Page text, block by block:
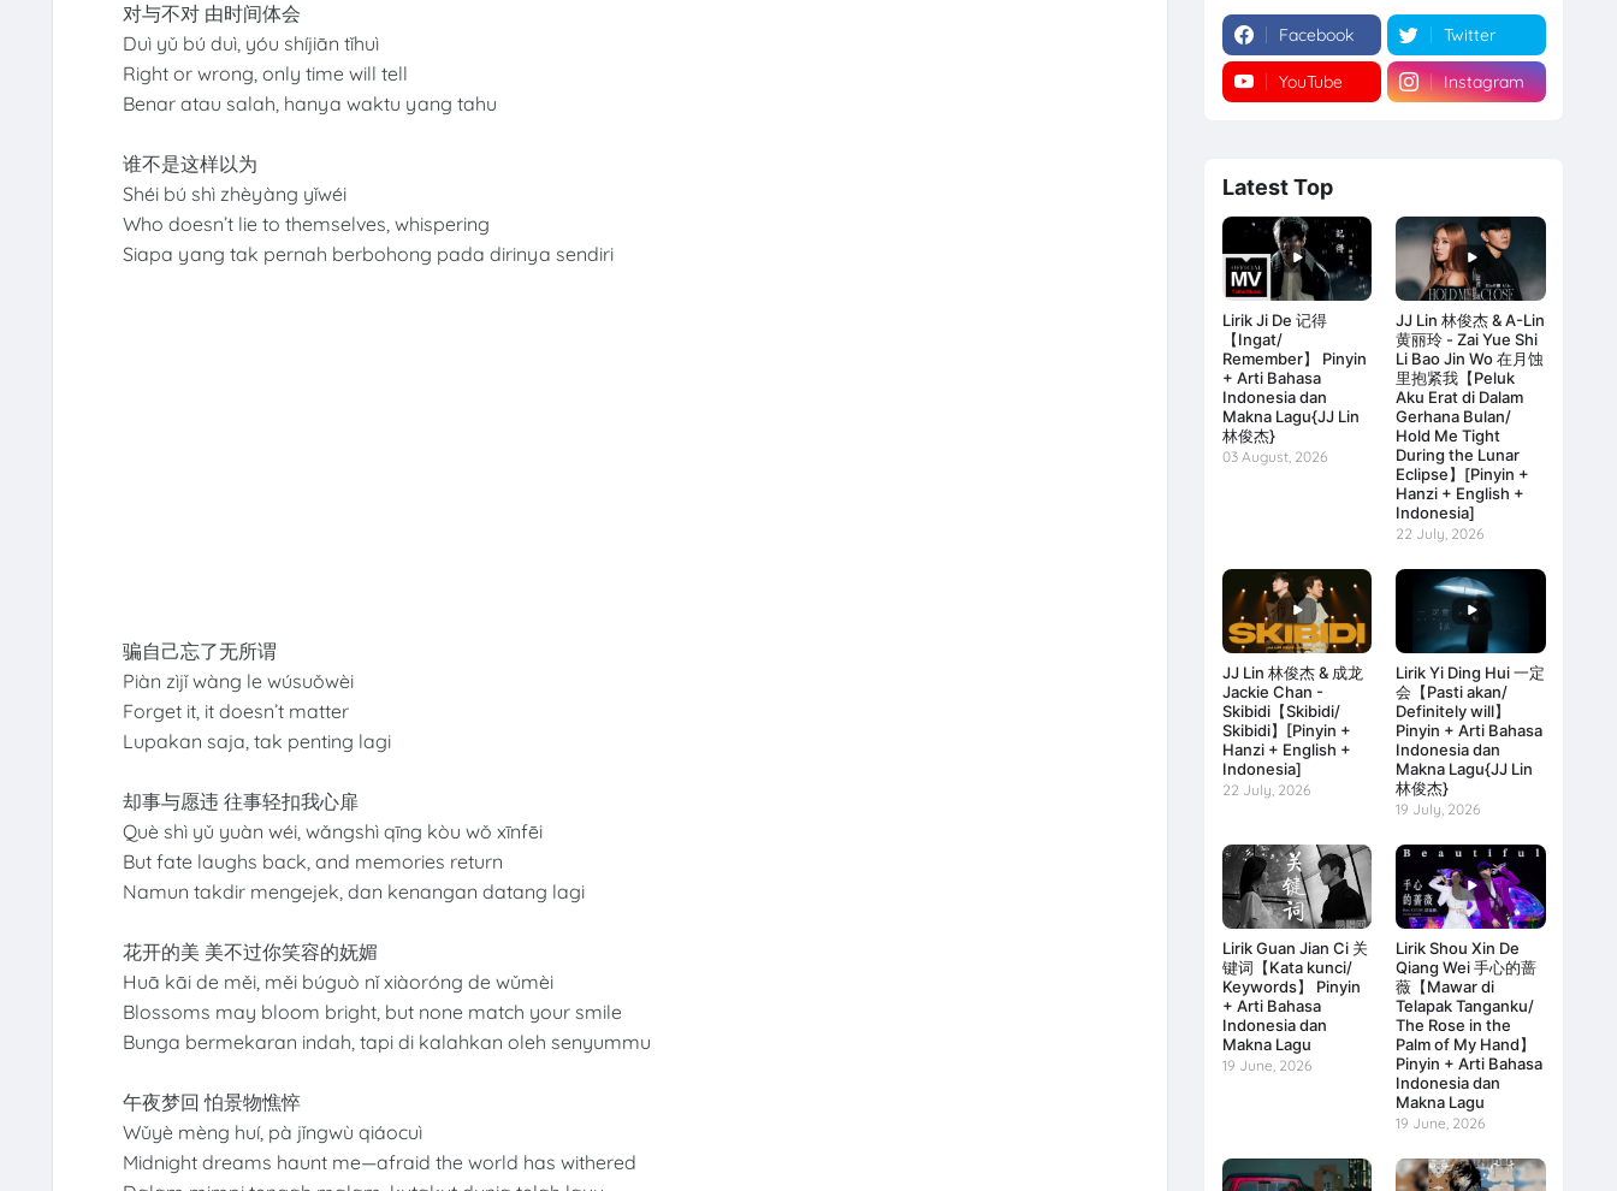
对与不对 由时间体会
Duì yǔ bú duì, yóu shíjiān tǐhuì
Right or wrong, only time will tell
Benar atau salah, hanya waktu yang tahu
谁不是这样以为
Shéi bú shì zhèyàng yǐwéi
Who doesn’t lie to themselves, whispering
Siapa yang tak pernah berbohong pada dirinya sendiri
骗自己忘了无所谓
Piàn zìjǐ wàng le wúsuǒwèi
Forget it, it doesn’t matter
Lupakan saja, tak penting lagi
却事与愿违 往事轻扣我心扉
Què shì yǔ yuàn wéi, wǎngshì qīng kòu wǒ xīnfēi
But fate laughs back, and memories return
Namun takdir mengejek, dan kenangan datang lagi
花开的美 美不过你笑容的妩媚
Huā kāi de měi, měi búguò nǐ xiàoróng de wǔmèi
Blossoms may bloom bright, but none match your smile
Bunga bermekaran indah, tapi di kalahkan oleh senyummu
午夜梦回 怕景物憔悴
Wǔyè mèng huí, pà jǐngwù qiáocuì
Midnight dreams haunt me—afraid the world has withered
Facebook Twitter
YouTube Instagram
Latest Top
Lirik Ji De 记得
【Ingat/
Remember】 Pinyin
+ Arti Bahasa
Indonesia dan
Makna Lagu{JJ Lin
林俊杰}
03 August, 2026
JJ Lin 林俊杰 & A-Lin
黄丽玲 - Zai Yue Shi
Li Bao Jin Wo 在月蚀
里抱紧我【Peluk
Aku Erat di Dalam
Gerhana Bulan/
Hold Me Tight
During the Lunar
Eclipse】[Pinyin +
Hanzi + English +
Indonesia]
22 July, 2026
JJ Lin 林俊杰 & 成龙
Jackie Chan -
Skibidi【Skibidi/
Skibidi】[Pinyin +
Hanzi + English +
Indonesia]
22 July, 2026
Lirik Yi Ding Hui 一定
会【Pasti akan/
Definitely will】
Pinyin + Arti Bahasa
Indonesia dan
Makna Lagu{JJ Lin
林俊杰}
19 July, 2026
Lirik Guan Jian Ci 关
键词【Kata kunci/
Keywords】 Pinyin
+ Arti Bahasa
Indonesia dan
Makna Lagu
19 June, 2026
Lirik Shou Xin De
Qiang Wei 手心的蔷
薇【Mawar di
Telapak Tanganku/
The Rose in the
Palm of My Hand】
Pinyin + Arti Bahasa
Indonesia dan
Makna Lagu
19 June, 2026